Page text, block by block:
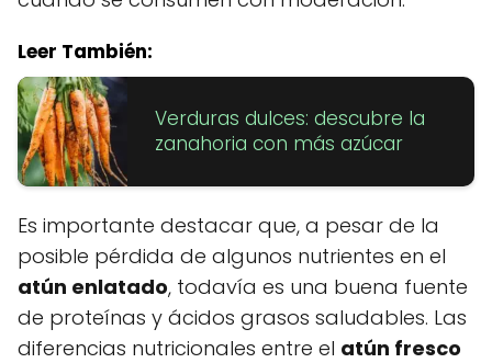
Leer También:
Verduras dulces: descubre la
zanahoria con más azúcar
Es importante destacar que, a pesar de la
posible pérdida de algunos nutrientes en el
atún enlatado, todavía es una buena fuente
de proteínas y ácidos grasos saludables. Las
diferencias nutricionales entre el atún fresco